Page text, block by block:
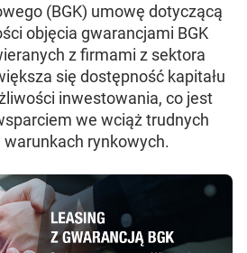
(BGK) umowę dotyczącą
objęcia gwarancjami BGK
z firmami z sektora
się dostępność kapitału
inwestowania, co jest
we wciąż trudnych
rynkowych.